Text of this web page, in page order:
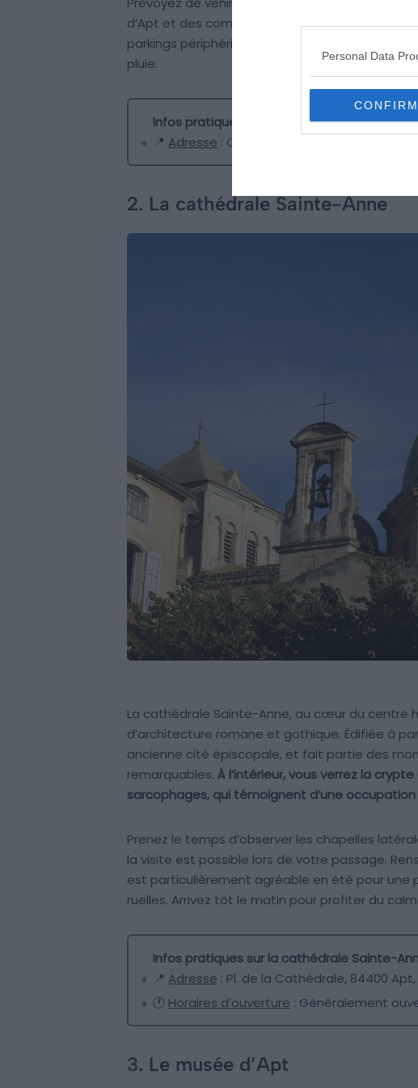
Personal Data
CONFIRM
d’Apt et des commerces de bouche. Le
parkings périphériques. Attention aux rues
pluie.
Infos pratiques sur le centre historique
📍 Adresse : Centre historique, 84400 Apt,
2. La cathédrale Sainte-Anne
La cathédrale Sainte-Anne, au cœur du centre
d’architecture romane et gothique. Édifiée à
ancienne cité épiscopale, et fait partie des
remarquables. À l’intérieur, vous verrez la
sarcophages, qui témoignent d’une
Prenez le temps d’observer les chapelles
la visite est possible lors de votre passage.
est particulièrement agréable en été pour une
ruelles. Arrivez tôt le matin pour profiter du
Infos pratiques sur la cathédrale Sainte-
📍 Adresse : Pl. de la Cathédrale, 84400
🕐 Horaires d’ouverture : Généralement
3. Le musée d’Apt